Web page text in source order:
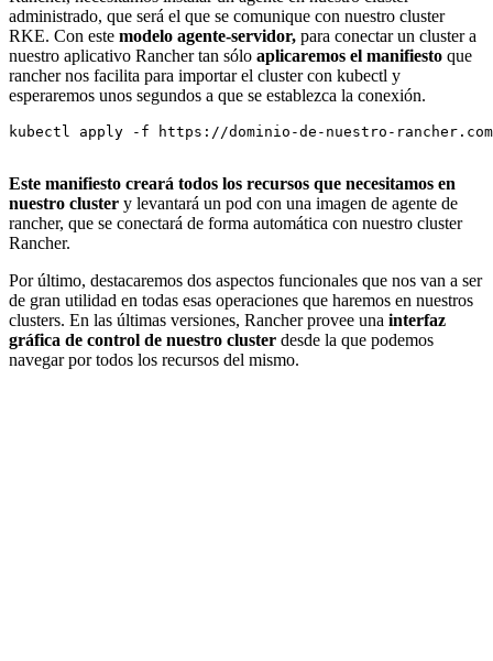
administrado, que será el que se comunique con nuestro cluster
RKE. Con este modelo agente-servidor, para conectar un cluster a
nuestro aplicativo Rancher tan sólo aplicaremos el manifiesto que
rancher nos facilita para importar el cluster con kubectl y
esperaremos unos segundos a que se establezca la conexión.
kubectl apply -f https://dominio-de-nuestro-rancher.com/
Este manifiesto creará todos los recursos que necesitamos en
nuestro cluster y levantará un pod con una imagen de agente de
rancher, que se conectará de forma automática con nuestro cluster
Rancher.
Por último, destacaremos dos aspectos funcionales que nos van a ser
de gran utilidad en todas esas operaciones que haremos en nuestros
clusters. En las últimas versiones, Rancher provee una interfaz
gráfica de control de nuestro cluster desde la que podemos
navegar por todos los recursos del mismo.